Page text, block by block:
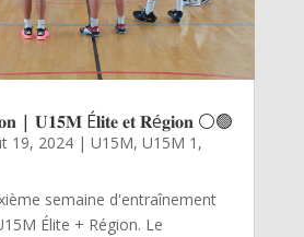
| 𝐔𝟏𝟓𝐌 É𝐥𝐢𝐭𝐞 𝐞𝐭 𝐑é𝐠𝐢𝐨𝐧 ⚪🟢
19, 2024| U15M, U15M 1 ,
semaine d'entraînement
Élite + Région. Le